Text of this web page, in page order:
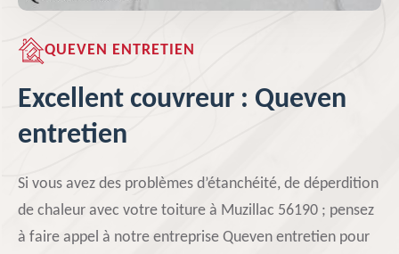
QUEVEN ENTRETIEN
Excellent couvreur : Queven
entretien
Si vous avez des problèmes d’étanchéité, de déperdition
de chaleur avec votre toiture à Muzillac 56190 ; pensez
à faire appel à notre entreprise Queven entretien pour